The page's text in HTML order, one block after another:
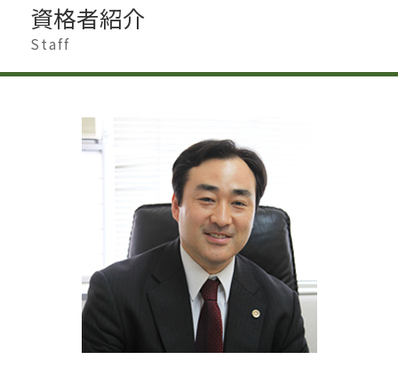
著作権 訴える
著作権侵害 時効
著作権
著作権 メリット
著作権 対象外
事業承継 個人
事業承継とは
事業承継 弁護士
企業法務 取り組み
内部管理体制 見直し
上場準備
閉鎖会社 事業承継
相続人 行方不明
相続 相談先
相続 スケジュール
遺産分割 預貯金
相続 進め方
遺産分割 新たな財産
生前対策 相続
遺産分割 割合
遺留分 侵害
離婚したい 男
離婚調停 別居
離婚したい 準備
離婚準備 男
離婚 円満解決
離婚準備 貯金 いくら
離婚 家 名義変更
離婚調停 弁護士
離婚 杉並区
離婚 男
離婚 港区
離婚調停 期間
資格者紹介
Staff